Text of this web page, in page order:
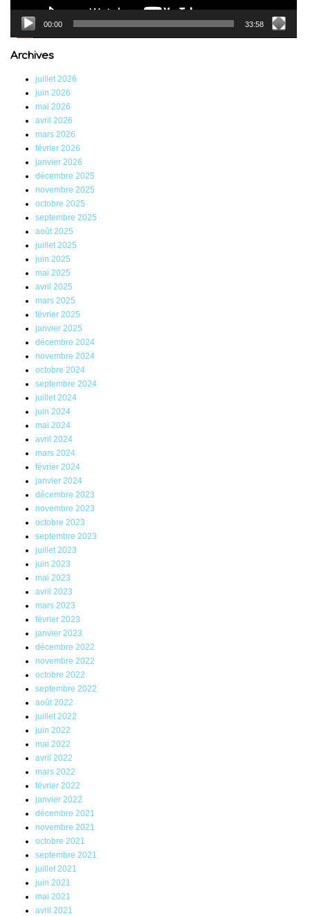
00:00 33:58
Archives
juillet 2026
juin 2026
mai 2026
avril 2026
mars 2026
février 2026
janvier 2026
décembre 2025
novembre 2025
octobre 2025
septembre 2025
août 2025
juillet 2025
juin 2025
mai 2025
avril 2025
mars 2025
février 2025
janvier 2025
décembre 2024
novembre 2024
octobre 2024
septembre 2024
juillet 2024
juin 2024
mai 2024
avril 2024
mars 2024
février 2024
janvier 2024
décembre 2023
novembre 2023
octobre 2023
septembre 2023
juillet 2023
juin 2023
mai 2023
avril 2023
mars 2023
février 2023
janvier 2023
décembre 2022
novembre 2022
octobre 2022
septembre 2022
août 2022
juillet 2022
juin 2022
mai 2022
avril 2022
mars 2022
février 2022
janvier 2022
décembre 2021
novembre 2021
octobre 2021
septembre 2021
juillet 2021
juin 2021
mai 2021
avril 2021